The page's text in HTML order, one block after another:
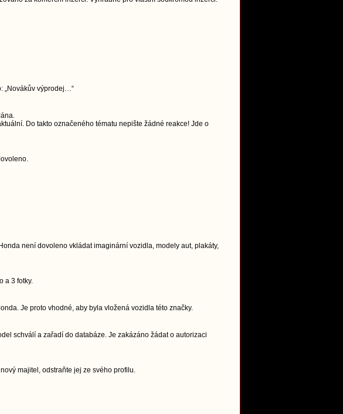
„Novákův výprodej…“
Do takto označeného tématu nepište žádné reakce! Jde o
není dovoleno vkládat imaginární vozidla, modely aut, plakáty,
a 3 fotky.
Je proto vhodné, aby byla vložená vozidla této značky.
schválí a zařadí do databáze. Je zakázáno žádat o autorizaci
majitel, odstraňte jej ze svého profilu.